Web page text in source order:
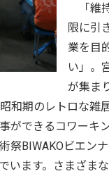
「維
限に引
業を目
い」。
が集ま
和期のレトロな雑
できるコワーキ
祭BIWAKOビエン
います。さまざま